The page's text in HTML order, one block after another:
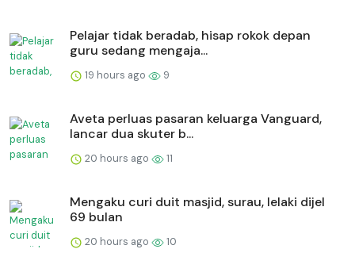
Pelajar tidak beradab, hisap rokok depan
guru sedang mengaja...
19 hours ago 9
Aveta perluas pasaran keluarga Vanguard,
lancar dua skuter b...
20 hours ago 11
Mengaku curi duit masjid, surau, lelaki dijel
69 bulan
20 hours ago 10